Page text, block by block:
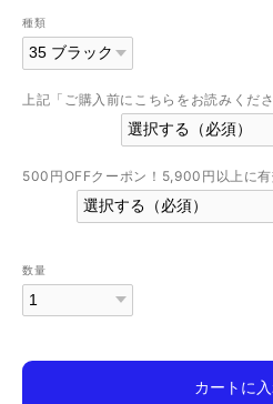
種類
上記「ご購入前にこちらをお読みくだ
500円OFFクーポン！5,900円以上に
数量
カートに